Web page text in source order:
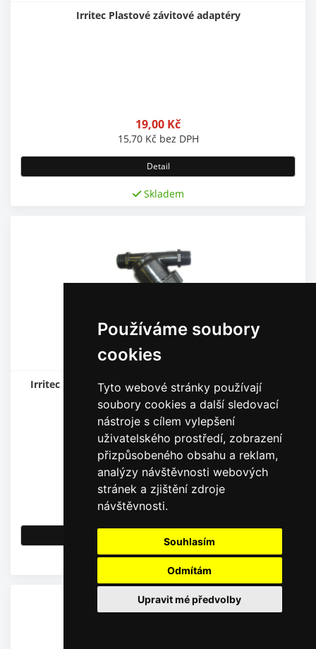
Používáme soubory
cookies
Tyto webové stránky používají
soubory cookies a další sledovací
nástroje s cílem vylepšení
uživatelského prostředí, zobrazení
přizpůsobeného obsahu a reklam,
analýzy návštěvnosti webových
stránek a zjištění zdroje
návštěvnosti.
Souhlasím
Odmítám
Upravit mé předvolby
Irritec Plastové závitové adaptéry
19,00 Kč
15,70 Kč bez DPH
Detail
Skladem
Irritec FLC + vložka polyester, 3/4" / vložka 155mesh
Typ: 75 mesh
Malý filtr, připojovací závit 3/4" vně
231,00Kč
190,91 Kčbez DPH
Detail